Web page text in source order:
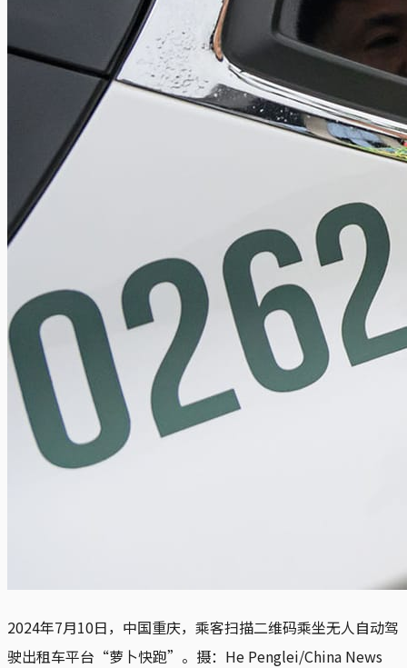
2024年7月10日，中国重庆，乘客扫描二维码乘坐无人自动驾
驶出租车平台“萝卜快跑”。摄：He Penglei/China News